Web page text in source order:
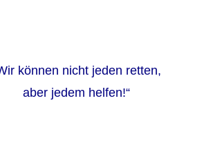
können nicht jeden retten,
aber jedem helfen!“